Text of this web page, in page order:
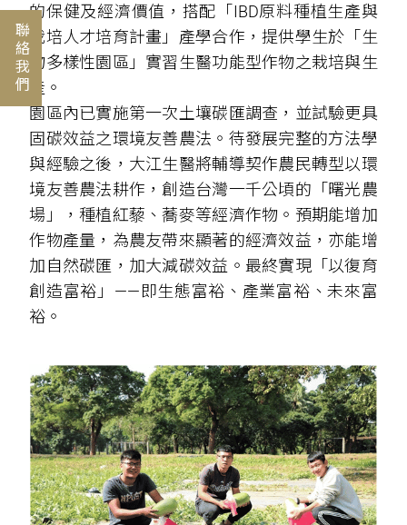
聯絡我們
的保健及經濟價值，搭配「IBD原料種植生產與
栽培人才培育計畫」產學合作，提供學生於「生
物多樣性園區」實習生醫功能型作物之栽培與生
產。
園區內已實施第一次土壤碳匯調查，並試驗更具
固碳效益之環境友善農法。待發展完整的方法學
與經驗之後，大江生醫將輔導契作農民轉型以環
境友善農法耕作，創造台灣一千公頃的「曙光農
場」，種植紅藜、蕎麥等經濟作物。預期能增加
作物產量，為農友帶來顯著的經濟效益，亦能增
加自然碳匯，加大減碳效益。最終實現「以復育
創造富裕」——即生態富裕、產業富裕、未來富
裕。